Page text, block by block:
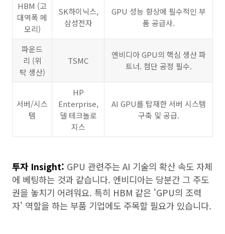
HBM (고
대역폭 메
모리)
SK하이닉스,
삼성전자
GPU 성능 향상에 필수적인 부
품 공급사.
파운드
리 (위
탁 생산)
TSMC
엔비디아 GPU의 핵심 생산 파
트너. 첨단 공정 필수.
서버/시스
템
HP
Enterprise,
델 테크놀로
지스
AI GPU를 탑재한 서버 시스템
구축 및 공급.
투자 Insight: GPU 관련주는 AI 기술의 확산 속도 자체
에 베팅하는 것과 같습니다. 엔비디아는 당분간 그 주도
권을 놓치기 어려워요. 특히 HBM 같은 'GPU의 조력
자' 역할을 하는 부품 기업에도 주목할 필요가 있습니다.